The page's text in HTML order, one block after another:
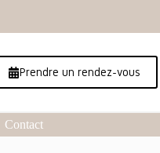
Prendre un rendez-vous
Contact